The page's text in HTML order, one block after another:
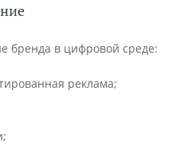
бренда в цифровой среде:
реклама;